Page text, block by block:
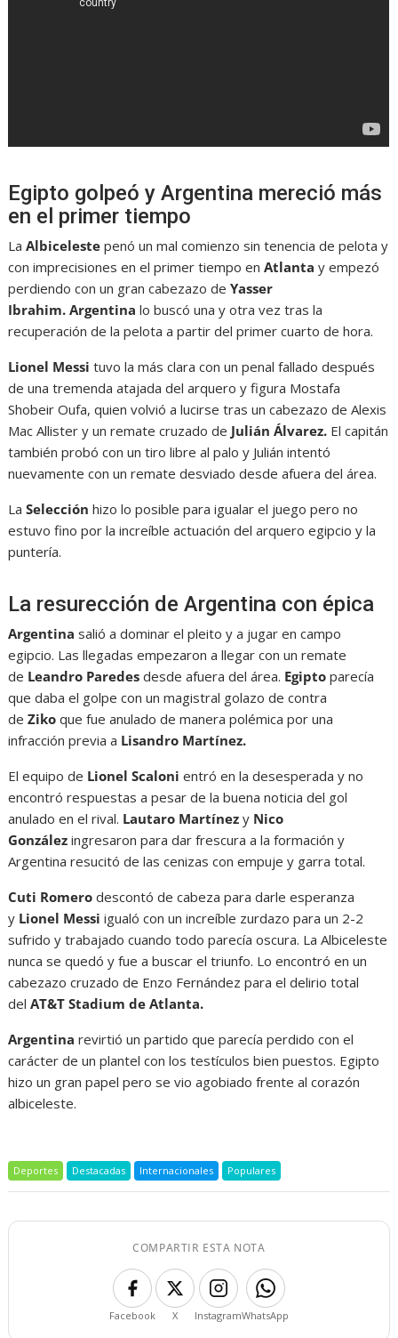
Egipto golpeó y Argentina mereció más
en el primer tiempo
LaAlbiceleste penó un mal comienzo sin tenencia de pelota y
con imprecisiones en el primer tiempo enAtlanta y empezó
perdiendo con un gran cabezazo deYasser
Ibrahim. Argentina lo buscó una y otra vez tras la
recuperación de la pelota a partir del primer cuarto de hora.
Lionel Messi tuvo la más clara con un penal fallado después
de una tremenda atajada del arquero y figura Mostafa
Shobeir Oufa, quien volvió a lucirse tras un cabezazo de Alexis
Mac Allister y un remate cruzado de Julián Álvarez. El capitán
también probó con un tiro libre al palo y Julián intentó
nuevamente con un remate desviado desde afuera del área.
LaSelección hizo lo posible para igualar el juego pero no
estuvo fino por la increíble actuación del arquero egipcio y la
puntería.
La resurección de Argentina con épica
Argentina salió a dominar el pleito y a jugar en campo
egipcio. Las llegadas empezaron a llegar con un remate
de Leandro Paredes desde afuera del área. Egiptoparecía
que daba el golpe con un magistral golazo de contra
deZiko que fue anulado de manera polémica por una
infracción previa a Lisandro Martínez.
El equipo de Lionel Scalonientró en la desesperada y no
encontró respuestas a pesar de la buena noticia del gol
anulado en el rival. Lautaro Martínez y Nico
González ingresaron para dar frescura a la formación y
Argentina resucitó de las cenizas con empuje y garra total.
Cuti Romero descontó de cabeza para darle esperanza
y Lionel Messi igualó con un increíble zurdazo para un 2-2
sufrido y trabajado cuando todo parecía oscura. La Albiceleste
nunca se quedó y fue a buscar el triunfo. Lo encontró en un
cabezazo cruzado de Enzo Fernández para el delirio total
delAT&T Stadium de Atlanta.
Argentina revirtió un partido que parecía perdido con el
carácter de un plantel con los testículos bien puestos. Egipto
hizo un gran papel pero se vio agobiado frente al corazón
albiceleste.
Deportes Destacadas Internacionales Populares
COMPARTIR ESTA NOTA
Facebook X InstagramWhatsApp